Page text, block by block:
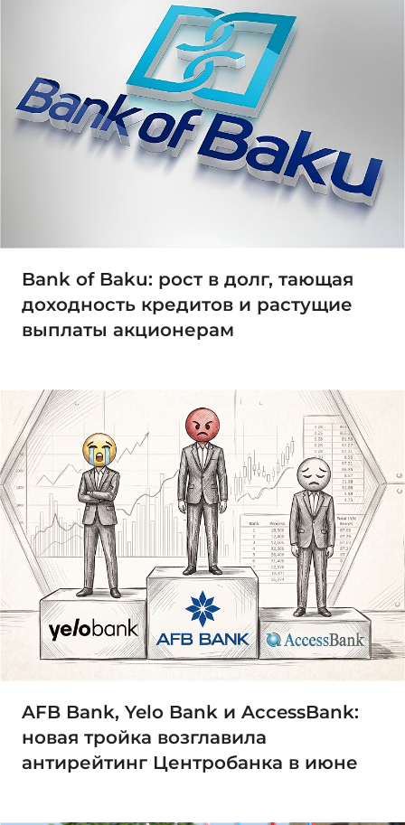
Bank of Baku: рост в долг, тающая
доходность кредитов и растущие
выплаты акционерам
AFB Bank, Yelo Bank и AccessBank:
новая тройка возглавила
антирейтинг Центробанка в июне